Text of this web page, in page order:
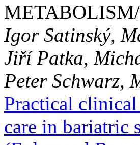
Igor Satinský,
Jiří Patka,
Peter Schwarz,
Practical
care in bariatric